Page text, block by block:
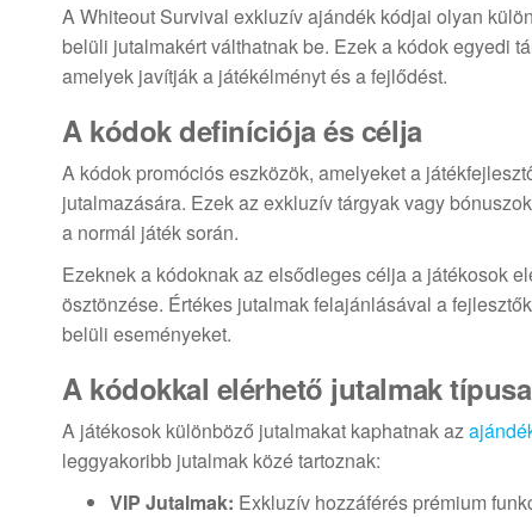
A Whiteout Survival exkluzív ajándék kódjai olyan
belüli jutalmakért válthatnak be. Ezek a kódok egyedi
amelyek javítják a játékélményt és a fejlődést.
A kódok definíciója és célja
A kódok promóciós eszközök, amelyeket a
jutalmazására. Ezek az exkluzív tárgyak vagy
a normál játék során.
Ezeknek a kódoknak az elsődleges célja a játékosok
ösztönzése. Értékes jutalmak felajánlásával a
belüli eseményeket.
A kódokkal elérhető jutalmak
A játékosok különböző jutalmakat kaphatnak az
leggyakoribb jutalmak közé tartoznak:
VIP Jutalmak: Exkluzív hozzáférés prémium